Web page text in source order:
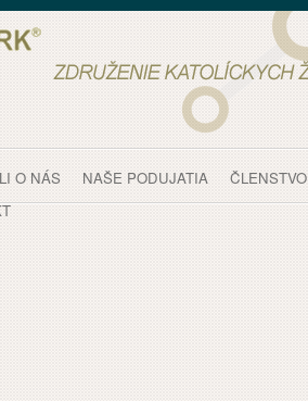
O NÁS NAŠE PODUJATIA
ČLENSTVO